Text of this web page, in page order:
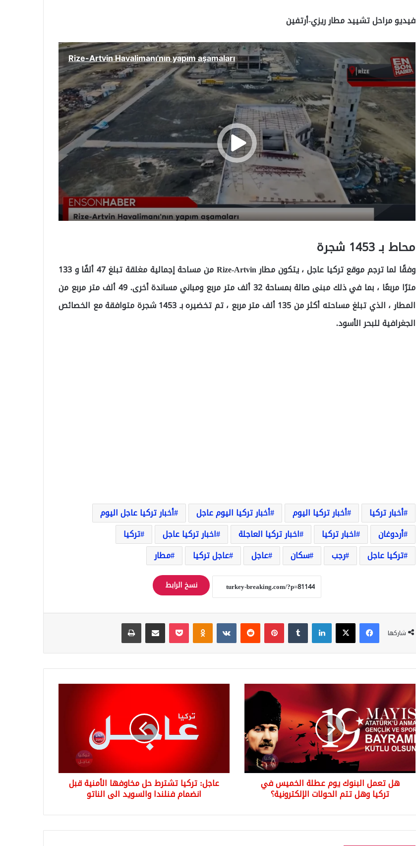
فيديو مراحل تشييد مطار ريزي-أرتفين
محاط بـ 1453 شجرة
وفقًا لما ترجم موقع تركيا عاجل ، يتكون مطار Rize-Artvin من مساحة إجمالية مغلقة تبلغ 47 ألفًا و 133
مترًا مربعًا ، بما في ذلك مبنى صالة بمساحة 32 ألف متر مربع ومباني مساندة أخرى. 49 ألف متر مربع من
المطار ، الذي تبلغ مساحته أكثر من 135 ألف متر مربع ، تم تخضيره بـ 1453 شجرة متوافقة مع الخصائص
الجغرافية للبحر الأسود.
أخبار تركيا أخبار تركيا اليوم أخبار تركيا اليوم عاجل
أخبار تركيا عاجل اليوم
أردوغان
اخبار تركيا اخبار تركيا العاجلة اخبار تركيا عاجل
تركيا
تركيا عاجل
رجب سكان عاجل عاجل تركيا مطار
نسخ الرابط
شاركها
فيسبوك‫X لينكدإن بينتيريست Odnoklassniki
‫Pocket مشاركة عبر البريد طباعة
هل
تعمل
البنوك
يوم
عطلة
الخميس
في
وهل
هل تعمل البنوك يوم عطلة الخميس في
تركيا وهل تتم الحولات الإلكترونية؟
فنلندا
والسويد
عاجل: تركيا تشترط حل مخاوفها الأمنية قبل
انضمام فنلندا والسويد الى الناتو